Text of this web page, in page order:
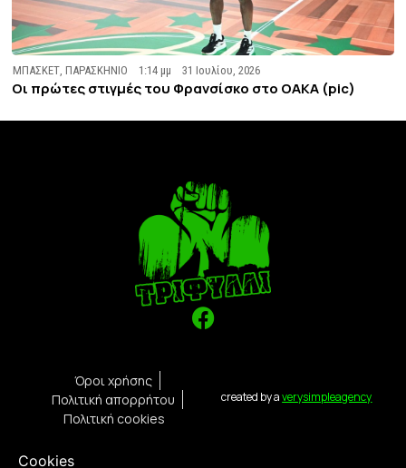
Cookies
ΜΠΑΣΚΕΤ,ΠΑΡΑΣΚΗΝΙΟ 1:14 μμ 31 Ιουλίου, 2026
Οι πρώτες στιγμές του Φρανσίσκο στο ΟΑΚΑ (pic)
created by averysimpleagency
Όροι χρήσης
Πολιτική απορρήτου
Πολιτική cookies